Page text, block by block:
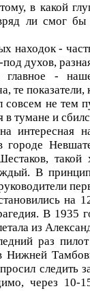
в какой
ли смог бы
находок -
духов,
-
те
совсем не тем
в тумане и
интересная
В
на
В 1935
из
раз
Нижней
следить
через 10-